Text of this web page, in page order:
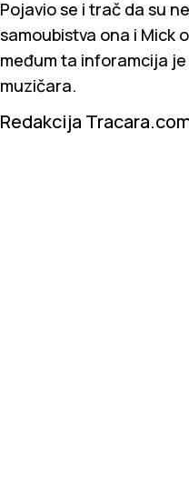
Pojavio se i trač da su
samoubistva ona i Mick
međum ta inforamcija
muzičara.
Redakcija